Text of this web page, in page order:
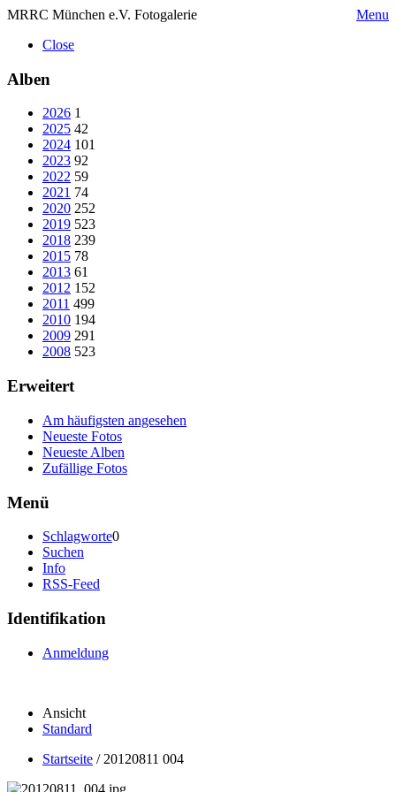
MRRC München e.V. Fotogalerie
Menu
Close
Alben
2026 1
2025 42
2024 101
2023 92
2022 59
2021 74
2020 252
2019 523
2018 239
2015 78
2013 61
2012 152
2011 499
2010 194
2009 291
2008 523
Erweitert
Am häufigsten angesehen
Neueste Fotos
Neueste Alben
Zufällige Fotos
Menü
Schlagworte0
Suchen
Info
RSS-Feed
Identifikation
Anmeldung
Ansicht
Standard
Startseite / 20120811 004